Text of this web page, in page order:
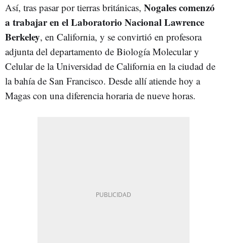
Así, tras pasar por tierras británicas, Nogales comenzó
a trabajar en el Laboratorio Nacional Lawrence
Berkeley, en California, y se convirtió en profesora
adjunta del departamento de Biología Molecular y
Celular de la Universidad de California en la ciudad de
la bahía de San Francisco. Desde allí atiende hoy a
Magas con una diferencia horaria de nueve horas.